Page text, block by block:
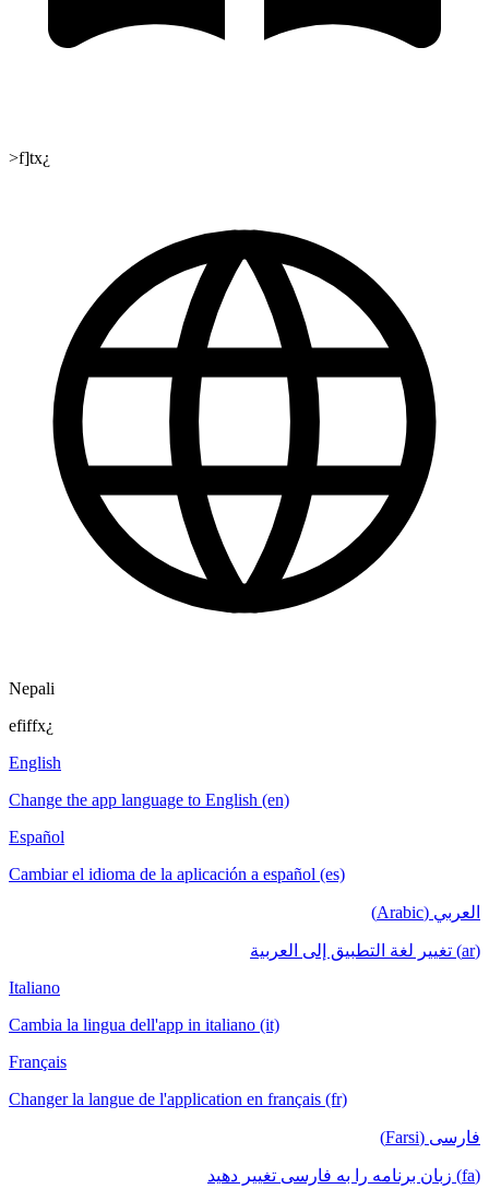
>f]tx¿
Nepali
efiffx¿
English
Change the app language to English (en)
Español
Cambiar el idioma de la aplicación a español (es)
العربي (Arabic)
(ar) تغيير لغة التطبيق إلى العربية
Italiano
Cambia la lingua dell'app in italiano (it)
Français
Changer la langue de l'application en français (fr)
فارسی (Farsi)
(fa) زبان برنامه را به فارسی تغییر دهید